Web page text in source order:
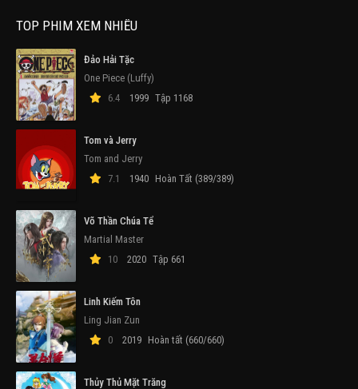
TOP PHIM XEM NHIỀU
Đảo Hải Tặc
One Piece (Luffy)
6.4
1999 Tập 1168
Tom và Jerry
Tom and Jerry
7.1
1940 Hoàn Tất (389/389)
Võ Thần Chúa Tể
Martial Master
10
2020 Tập 661
Linh Kiếm Tôn
Ling Jian Zun
0
2019 Hoàn tất (660/660)
Thủy Thủ Mặt Trăng